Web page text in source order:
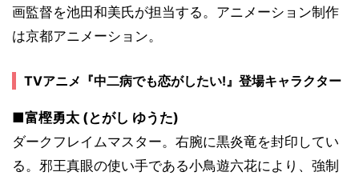
画監督を池田和美氏が担当する。アニメーション制作
は京都アニメーション。
TVアニメ『中二病でも恋がしたい!』登場キャラクター
■富樫勇太 (とがし ゆうた)
ダークフレイムマスター。右腕に黒炎竜を封印してい
る。邪王真眼の使い手である小鳥遊六花により、強制